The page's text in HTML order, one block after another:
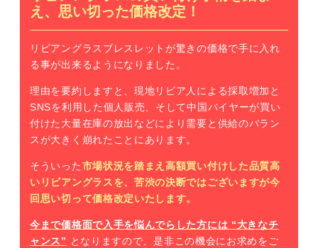
え、思い切った価格改定！
リビアングラスブレスレットが驚きの価格で手に入れ
る事が出来るようになりました。
理由を要約しますと、現地リビア人による採取増加と
SNSを利用した個人販売、そして中国バイヤーが買い
付けた大量在庫の放出などにより需要と供給のバラン
スが大きく崩れたことにあります。
そういった市場状況を踏まえ高額買い付けした品質高
いリビアングラスを、苦渋の決断ではございますが今
回思い切って価格改定いたします。
今まで価格面で入手を悩んでらした方には “大きなチ
ャンス” となりますので、是非この機会にお求めをご